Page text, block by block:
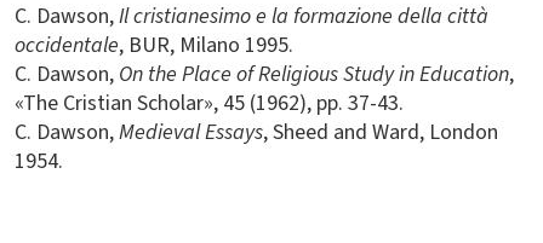
C. Dawson,Il cristianesimo e la formazione della città
occidentale, BUR, Milano 1995.
C. Dawson, On the Place of Religious Study in Education,
«The Cristian Scholar», 45 (1962), pp. 37-43.
C. Dawson,Medieval Essays, Sheed and Ward, London
1954.